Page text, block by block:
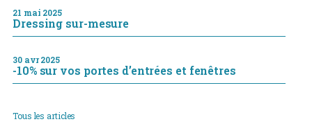
21 mai 2025
Dressing sur-mesure
30 avr 2025
-10% sur vos portes d’entrées et fenêtres
Tous les articles